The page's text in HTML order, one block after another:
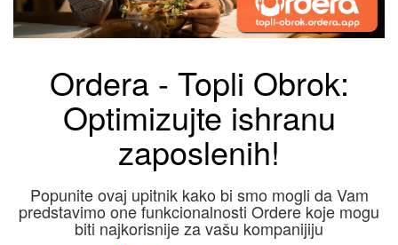
Ordera - Topli Obrok:
Optimizujte ishranu
zaposlenih!
Popunite ovaj upitnik kako bi smo mogli da Vam
predstavimo one funkcionalnosti Ordere koje mogu
biti najkorisnije za vašu kompanijiju